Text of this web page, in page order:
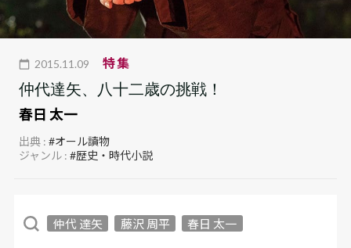
2015.11.09 特集
仲代達矢、八十二歳の挑戦！
春日 太一
出典 :#オール讀物
ジャンル :#歴史・時代小説
仲代 達矢 藤沢 周平 春日 太一